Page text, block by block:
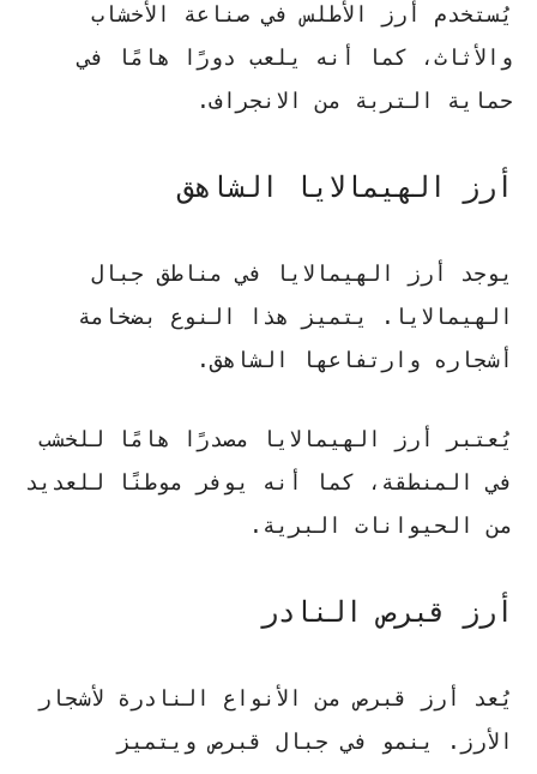
يُستخدم أرز الأطلسفي صناعة الأخشاب
والأثاث، كما أنه يلعب دورًا هامًا في
حماية التربة من الانجراف.
أرز الهيمالايا الشاهق
يوجد أرز الهيمالايا في مناطق جبال
الهيمالايا. يتميز هذا النوع بضخامة
أشجاره وارتفاعها الشاهق.
يُعتبر أرز الهيمالايا
مصدرًا هامًا للخشب
في المنطقة، كما أنه يوفر موطنًا للعديد
من الحيوانات البرية.
أرز قبرص النادر
يُعد أرز قبرص من الأنواع النادرة لأشجار
الأرز. ينمو في جبال قبرص ويتميز